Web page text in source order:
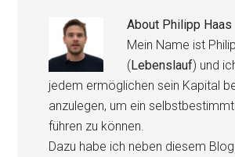
About Philipp Haas
Mein Name ist
(Lebenslauf) und
jedem ermöglichen sein Kapital
anzulegen, um ein
führen zu können.
Dazu habe ich neben diesem